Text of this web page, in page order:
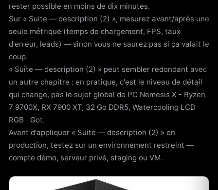
rester possible en moins de dix minutes.
Sur « Suite — description (2) », mesurez avant/après une
seule métrique (temps de chargement, FPS, taux
d'erreur, leads) — sinon vous ne saurez pas si ça valait le
coup.
« Suite — description (2) » peut sembler redondant avec
un autre chapitre : en pratique, c'est le niveau de détail
qui change, pas le sujet global de PC Nemesis X - Ryzen
7 9700X, RX 7900 XT, 32 Go DDR5, Watercooling LCD
RGB | Got.
Avant d'appliquer « Suite — description (2) » en
production, testez sur un environnement restreint —
compte démo, serveur privé, staging ou VM.